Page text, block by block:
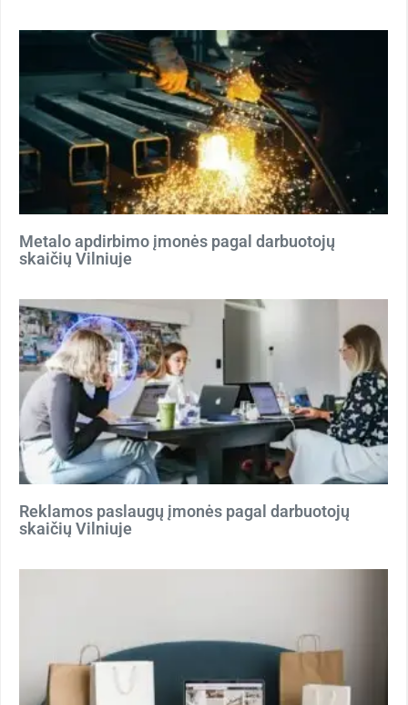
Metalo apdirbimo įmonės pagal darbuotojų
skaičių Vilniuje
Reklamos paslaugų įmonės pagal darbuotojų
skaičių Vilniuje